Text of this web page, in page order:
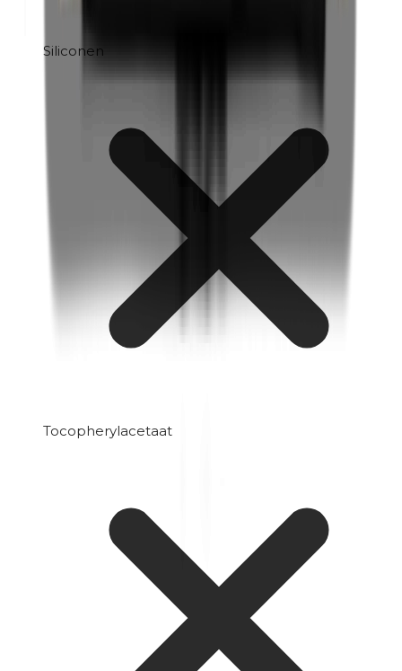
Siliconen
Tocopherylacetaat